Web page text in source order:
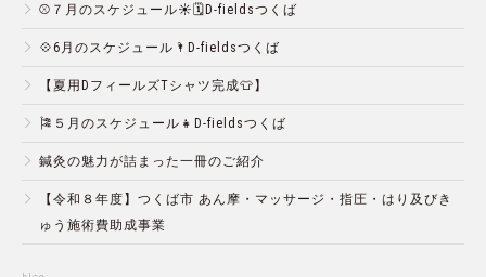
⚾️７月のスケジュール☀️🗓D-fieldsつくば
💠6月のスケジュール🌂D-fieldsつくば
【夏用DフィールズTシャツ完成👕】
🎏５月のスケジュール👧D-fieldsつくば
鍼灸の魅力が詰まった一冊のご紹介
【令和８年度】つくば市 あん摩・マッサージ・指圧・はり及びき
ゅう施術費助成事業